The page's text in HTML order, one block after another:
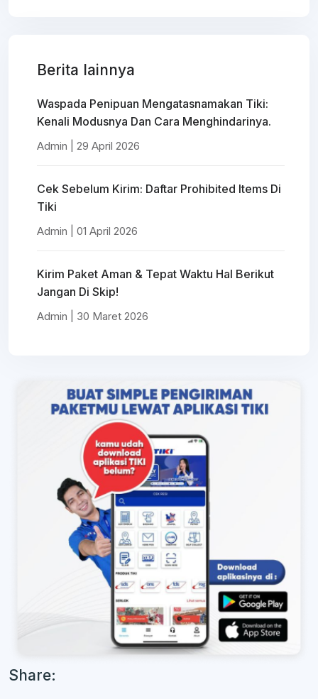
Berita lainnya
Waspada Penipuan Mengatasnamakan Tiki:
Kenali Modusnya Dan Cara Menghindarinya.
Admin | 29 April 2026
Cek Sebelum Kirim: Daftar Prohibited Items Di
Tiki
Admin | 01 April 2026
Kirim Paket Aman & Tepat Waktu Hal Berikut
Jangan Di Skip!
Admin | 30 Maret 2026
Share: